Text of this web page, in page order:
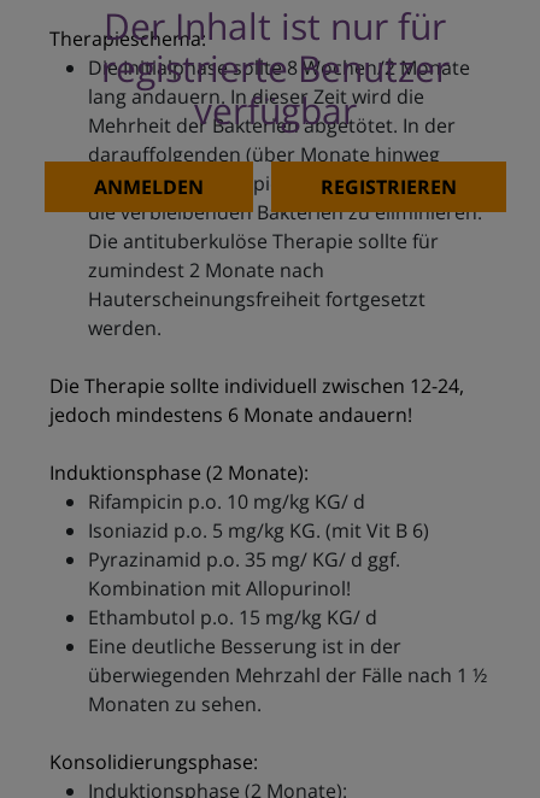
Der Inhalt ist nur für
registrierte Benutzer
verfügbar
ANMELDEN REGISTRIEREN
Therapieschema:
Die Initialphase sollte 8 Wochen/2 Monate
lang andauern. In dieser Zeit wird die
Mehrheit der Bakterien abgetötet. In der
darauffolgenden (über Monate hinweg
dauernden) Therapiephase wird versucht,
die verbleibenden Bakterien zu eliminieren.
Die antituberkulöse Therapie sollte für
zumindest 2 Monate nach
Hauterscheinungsfreiheit fortgesetzt
werden.
Die Therapie sollte individuell zwischen 12-24,
jedoch mindestens 6 Monate andauern!
Induktionsphase (2 Monate):
Rifampicin p.o. 10 mg/kg KG/ d
Isoniazid p.o. 5 mg/kg KG. (mit Vit B 6)
Pyrazinamid p.o. 35 mg/ KG/ d ggf.
Kombination mit Allopurinol!
Ethambutol p.o. 15 mg/kg KG/ d
Eine deutliche Besserung ist in der
überwiegenden Mehrzahl der Fälle nach 1 ½
Monaten zu sehen.
Konsolidierungsphase:
Induktionsphase (2 Monate):